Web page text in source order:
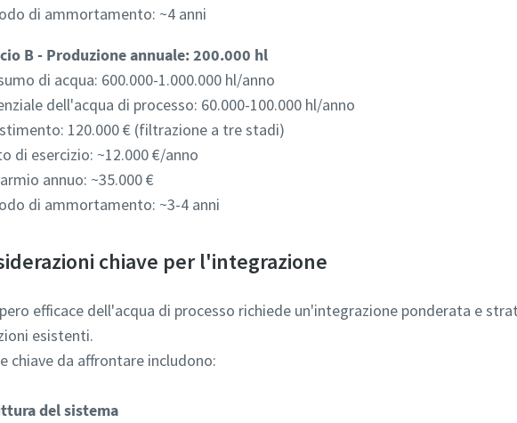
di ammortamento: ~4 anni
B - Produzione annuale: 200.000 hl
di acqua: 600.000-1.000.000 hl/anno
dell'acqua di processo: 60.000-100.000 hl/anno
120.000 € (filtrazione a tre stadi)
di esercizio: ~12.000 €/anno
annuo: ~35.000 €
di ammortamento: ~3-4 anni
chiave per l'integrazione
efficace dell'acqua di processo richiede un'integrazione ponderata e
esistenti.
chiave da affrontare includono:
del sistema